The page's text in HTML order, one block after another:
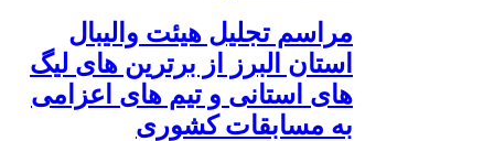
مراسم تجلیل هیئت والیبال
استان البرز از برترین های لیگ
های استانی و تیم های اعزامی
به مسابقات کشوری